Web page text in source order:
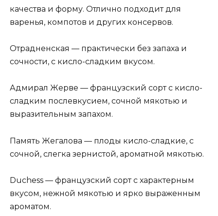
качества и форму. Отлично подходит для
варенья, компотов и других консервов.
Отрадненская — практически без запаха и
сочности, с кисло-сладким вкусом.
Адмирал Жерве — французский сорт с кисло-
сладким послевкусием, сочной мякотью и
выразительным запахом.
Память Жегалова — плоды кисло-сладкие, с
сочной, слегка зернистой, ароматной мякотью.
Duchess — французский сорт с характерным
вкусом, нежной мякотью и ярко выраженным
ароматом.